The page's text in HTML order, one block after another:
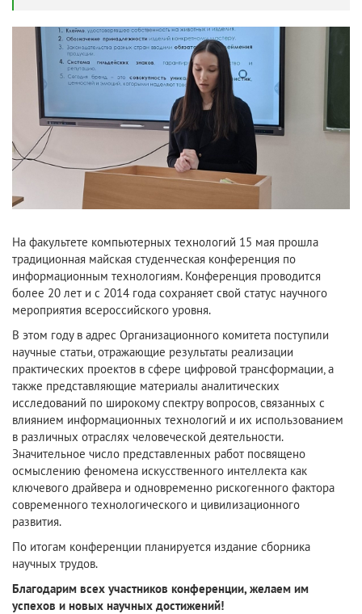
На факультете компьютерных технологий 15 мая прошла
традиционная майская студенческая конференция по
информационным технологиям. Конференция проводится
более 20 лет и с 2014 года сохраняет свой статус научного
мероприятия всероссийского уровня.
В этом году в адрес Организационного комитета поступили
научные статьи, отражающие результаты реализации
практических проектов в сфере цифровой трансформации, а
также представляющие материалы аналитических
исследований по широкому спектру вопросов, связанных с
влиянием информационных технологий и их использованием
в различных отраслях человеческой деятельности.
Значительное число представленных работ посвящено
осмыслению феномена искусственного интеллекта как
ключевого драйвера и одновременно рискогенного фактора
современного технологического и цивилизационного
развития.
По итогам конференции планируется издание сборника
научных трудов.
Благодарим всех участников конференции, желаем им
успехов и новых научных достижений!